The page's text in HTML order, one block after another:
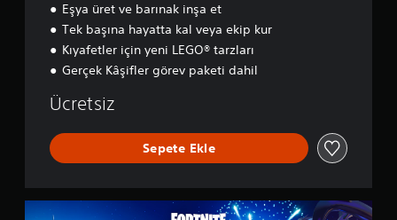
Eşya üret ve barınak inşa et
Tek başına hayatta kal veya ekip kur
Kıyafetler için yeni LEGO® tarzları
Gerçek Kâşifler görev paketi dahil
Ücretsiz
Sepete Ekle